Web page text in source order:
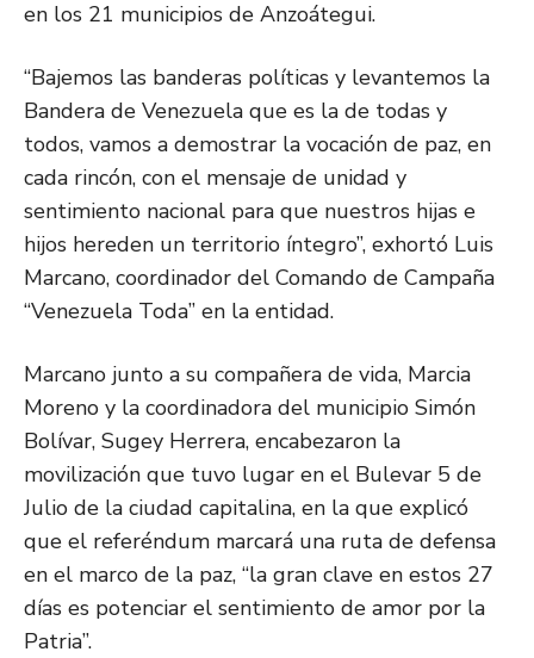
en los 21 municipios de Anzoátegui.
“Bajemos las banderas políticas y levantemos la
Bandera de Venezuela que es la de todas y
todos, vamos a demostrar la vocación de paz, en
cada rincón, con el mensaje de unidad y
sentimiento nacional para que nuestros hijas e
hijos hereden un territorio íntegro”, exhortó Luis
Marcano, coordinador del Comando de Campaña
“Venezuela Toda” en la entidad.
Marcano junto a su compañera de vida, Marcia
Moreno y la coordinadora del municipio Simón
Bolívar, Sugey Herrera, encabezaron la
movilización que tuvo lugar en el Bulevar 5 de
Julio de la ciudad capitalina, en la que explicó
que el referéndum marcará una ruta de defensa
en el marco de la paz, “la gran clave en estos 27
días es potenciar el sentimiento de amor por la
Patria”.